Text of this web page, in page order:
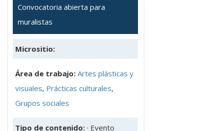
Convocatoria abierta para
muralistas
Micrositio:
Área de trabajo: Artes plásticas y
visuales, Prácticas culturales,
Grupos sociales
Tipo de contenido: · Evento